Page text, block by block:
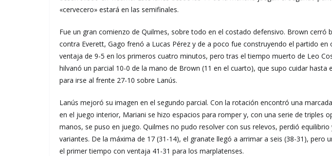
«cervecero» estará en las semifinales.
Fue un gran comienzo de Quilmes, sobre todo en el costado defensivo. Brown cerró
contra Everett, Gago frenó a Lucas Pérez y de a poco fue construyendo el partido en
ventaja de 9-5 en los primeros cuatro minutos, pero tras el tiempo muerto de Leo
hilvanó un parcial 10-0 de la mano de Brown (11 en el cuarto), que supo cuidar hasta
para irse al frente 27-10 sobre Lanús.
Lanús mejoró su imagen en el segundo parcial. Con la rotación encontró una
en el juego interior, Mariani se hizo espacios para romper y, con una serie de triples
manos, se puso en juego. Quilmes no pudo resolver con sus relevos, perdió
variantes. De la máxima de 17 (31-14), el granate llegó a arrimar a seis (38-31), pero
el primer tiempo con ventaja 41-31 para los marplatenses.